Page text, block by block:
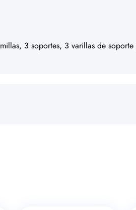
3 soportes, 3 varillas de